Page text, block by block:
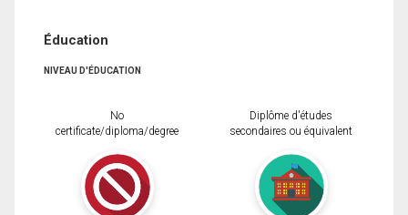
Éducation
NIVEAU D'ÉDUCATION
No
certificate/diploma/degree
Diplôme d'études
secondaires ou équivalent